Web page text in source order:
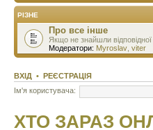
РІЗНЕ
Про все інше
Якщо не знайшли
Модератори: Myroslav viter
ВХІД • РЕЄСТРАЦІЯ
Ім'я користувача:
ХТО ЗАРАЗ